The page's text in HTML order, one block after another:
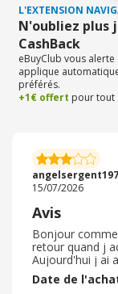
L'EXTENSION
N'oubliez plus
CashBack
eBuyClub vous
applique
préférés.
+1€ offert pour tout
15/07/2026
Avis
Bonjour
retour quand j
Aujourd'hui j ai
chercher mes
légumes et le
Date de